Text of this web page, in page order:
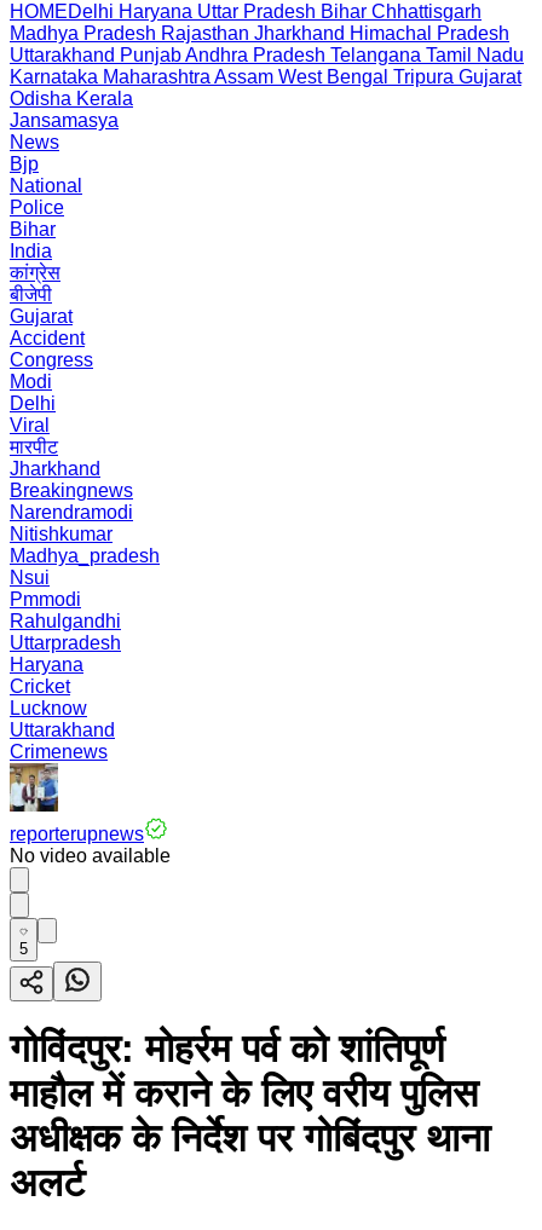
HOMEDelhi Haryana Uttar Pradesh Bihar Chhattisgarh
Madhya Pradesh Rajasthan Jharkhand Himachal Pradesh
Uttarakhand PunjabAndhra Pradesh Telangana Tamil Nadu
Karnataka Maharashtra Assam West Bengal Tripura Gujarat
Odisha Kerala
Jansamasya
News
Bjp
National
Police
Bihar
India
कांग्रेस
बीजेपी
Gujarat
Accident
Congress
Modi
Delhi
Viral
मारपीट
Jharkhand
Breakingnews
Narendramodi
Nitishkumar
Madhya_pradesh
Nsui
Pmmodi
Rahulgandhi
Uttarpradesh
Haryana
Cricket
Lucknow
Uttarakhand
Crimenews
reporterupnews
No video available
5
गोविंदपुर: मोहर्रम पर्व को शांतिपूर्ण
माहौल में कराने के लिए वरीय पुलिस
अधीक्षक के निर्देश पर गोबिंदपुर थाना
अलर्ट